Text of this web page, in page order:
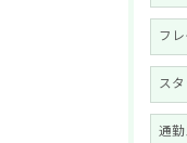
フ
ス
通